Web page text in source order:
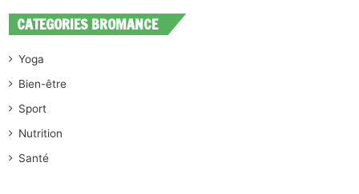
CATEGORIES BROMANCE
Yoga
Bien-être
Sport
Nutrition
Santé